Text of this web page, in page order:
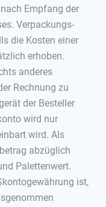
Empfang der
Verpackungs-
die Kosten einer
erhoben.
anderes
Rechnung zu
der Besteller
wird nur
wird. Als
abzüglich
Palettenwert.
ist,